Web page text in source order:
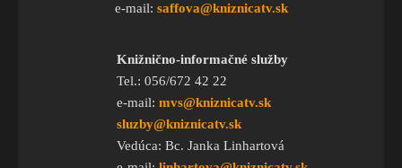
e-mail: saffova@kniznicatv.sk
Knižnično-informačné služby
Tel.: 056/672 42 22
e-mail: mvs@kniznicatv.sk
sluzby@kniznicatv.sk
Vedúca: Bc. Janka Linhartová